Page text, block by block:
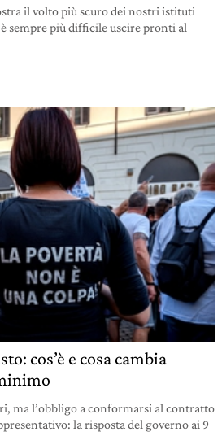
il volto più scuro dei nostri istituti
sempre più difficile uscire pronti al
cos’è e cosa cambia
ma l’obbligo a conformarsi al contratto
la risposta del governo ai 9